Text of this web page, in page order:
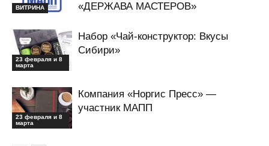
ВИТРИНА
«ДЕРЖАВА МАСТЕРОВ»
23 февраля и 8
марта
Набор «Чай-конструктор: Вкусы
Сибири»
23 февраля и 8
марта
Компания «Норгис Пресс» —
участник МАПП